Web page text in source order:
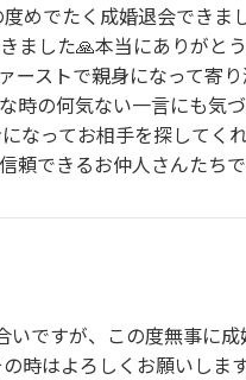
めでたく成婚退会できま
した🙏本当にありがと
ストで親身になって寄
時の何気ない一言にも気
なってお相手を探してく
信頼できるお仲人さんた
ですが、この度無事に
時はよろしくお願いします